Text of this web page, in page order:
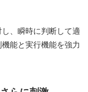
、瞬時に判断して適
能と実行機能を強力